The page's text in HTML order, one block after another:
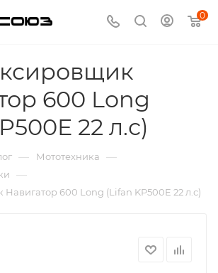
0
600 Long
22 л.с)
— Мототехника —
—
600 Long (Lifan KP500E 22 л.с)